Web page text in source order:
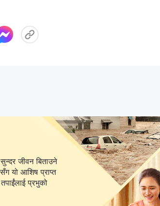
जीवन बिताउने
यो आशिष प्राप्त